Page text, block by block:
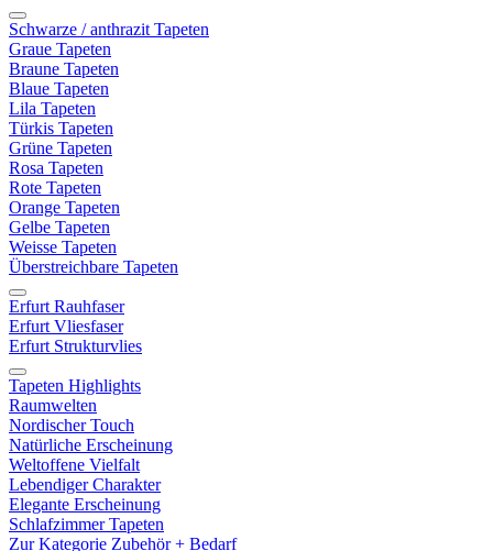
Schwarze / anthrazit Tapeten
Graue Tapeten
Braune Tapeten
Blaue Tapeten
Lila Tapeten
Türkis Tapeten
Grüne Tapeten
Rosa Tapeten
Rote Tapeten
Orange Tapeten
Gelbe Tapeten
Weisse Tapeten
Überstreichbare Tapeten
Erfurt Rauhfaser
Erfurt Vliesfaser
Erfurt Strukturvlies
Tapeten Highlights
Raumwelten
Nordischer Touch
Natürliche Erscheinung
Weltoffene Vielfalt
Lebendiger Charakter
Elegante Erscheinung
Schlafzimmer Tapeten
Zur Kategorie Zubehör + Bedarf